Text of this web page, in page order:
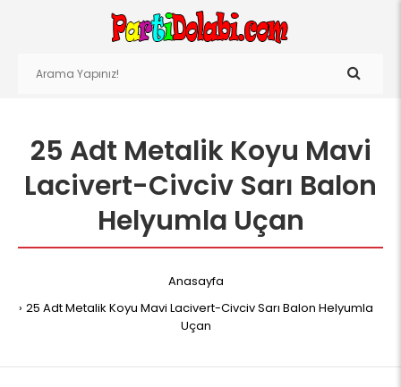
25 Adt Metalik Koyu Mavi
Lacivert-Civciv Sarı Balon
Helyumla Uçan
Anasayfa
25 Adt Metalik Koyu Mavi Lacivert-Civciv Sarı Balon Helyumla
Uçan